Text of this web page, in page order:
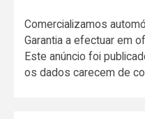
Comercializamos
Garantia a efectuar em
Este anúncio foi
os dados carecem de